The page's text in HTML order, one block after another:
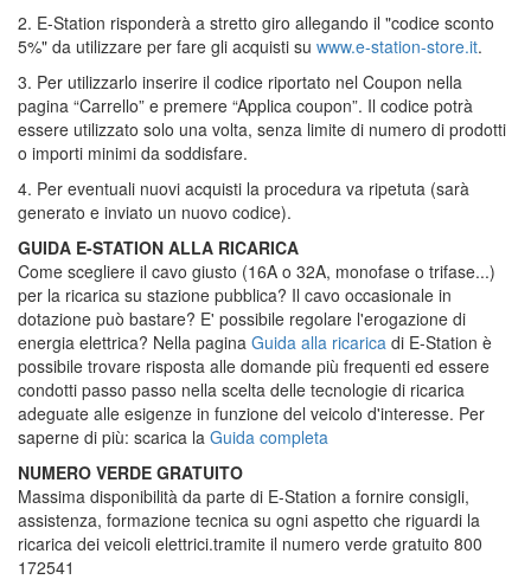
2. E-Station risponderà a stretto giro allegando il "codice sconto
5%" da utilizzare per fare gli acquisti su www.e-station-store.it.
3. Per utilizzarlo inserire il codice riportato nel Coupon nella
pagina “Carrello” e premere “Applica coupon”. Il codice potrà
essere utilizzato solo una volta, senza limite di numero di prodotti
o importi minimi da soddisfare.
4. Per eventuali nuovi acquisti la procedura va ripetuta (sarà
generato e inviato un nuovo codice).
GUIDA E-STATION ALLA RICARICA
Come scegliere il cavo giusto (16A o 32A, monofase o trifase...)
per la ricarica su stazione pubblica? Il cavo occasionale in
dotazione può bastare? E' possibile regolare l'erogazione di
energia elettrica? Nella pagina Guida alla ricarica di E-Station è
possibile trovare risposta alle domande più frequenti ed essere
condotti passo passo nella scelta delle tecnologie di ricarica
adeguate alle esigenze in funzione del veicolo d'interesse. Per
saperne di più: scarica la Guida completa
NUMERO VERDE GRATUITO
Massima disponibilità da parte di E-Station a fornire consigli,
assistenza, formazione tecnica su ogni aspetto che riguardi la
ricarica dei veicoli elettrici.tramite il numero verde gratuito 800
172541